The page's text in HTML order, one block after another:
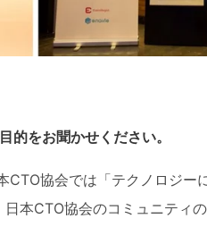
をお聞かせください。
CTO協会では「テクノロジー
本CTO協会のコミュニティ